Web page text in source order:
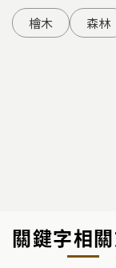
檜木 森林
關鍵字相